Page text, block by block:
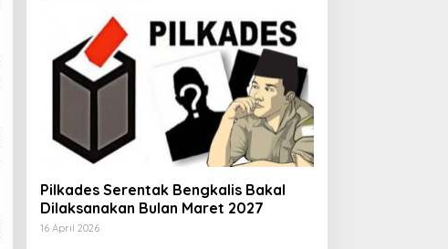
Pilkades Serentak Bengkalis Bakal
Dilaksanakan Bulan Maret 2027
16 April 2026